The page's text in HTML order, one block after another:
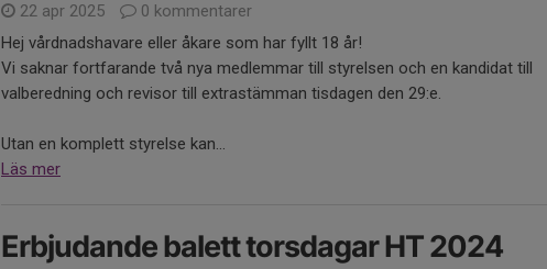
22 apr 2025
0 kommentarer
Hej vårdnadshavare eller åkare som har fyllt 18 år!
Vi saknar fortfarande två nya medlemmar till styrelsen och en kandidat till
valberedning och revisor till extrastämman tisdagen den 29:e.
Utan en komplett styrelse kan...
Läs mer
Erbjudande balett torsdagar HT 2024